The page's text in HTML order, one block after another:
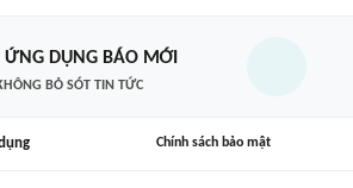
ỨNG DỤNG BÁO MỚI
BỎ SÓT TIN TỨC
Chính sách bảo mật